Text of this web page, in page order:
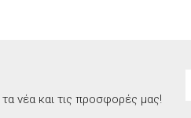
νέα και τις προσφορές μας!